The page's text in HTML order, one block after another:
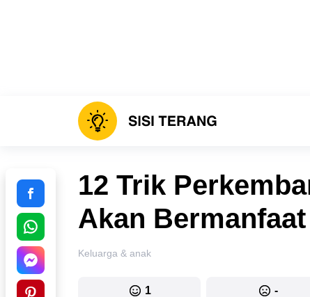
12 Trik
Akan
Keluarga & anak
1 -